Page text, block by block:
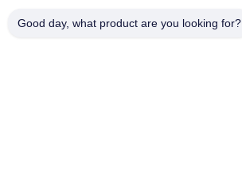
Good day, what product are you looking for?